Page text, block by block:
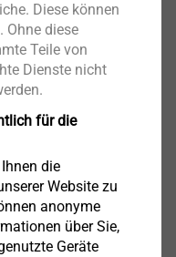
Dach mit
Klemmprofilen
Diese können
Ohne diese
Teile von
Dienste nicht
für die
die
Website zu
anonyme
über Sie,
Geräte